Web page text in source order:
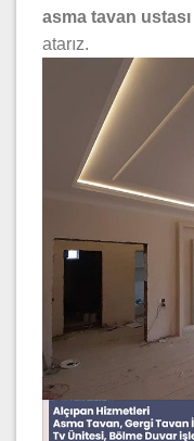
asma tavan ustası
atarız.